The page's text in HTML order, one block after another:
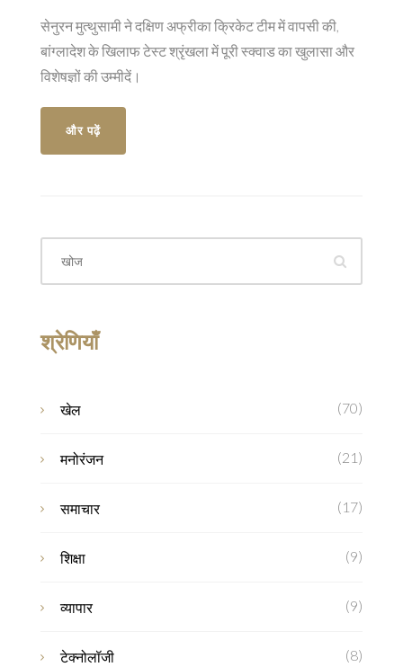
सेनुरन मुत्थुसामी ने दक्षिण अफ्रीका क्रिकेट टीम में वापसी की,
बांग्लादेश के खिलाफ टेस्ट श्रृंखला में पूरी स्क्वाड का खुलासा और
विशेषज्ञों की उम्मीदें।
और पढ़ें
श्रेणियाँ
खेल (70)
मनोरंजन (21)
समाचार (17)
शिक्षा (9)
व्यापार (9)
टेक्नोलॉजी (8)